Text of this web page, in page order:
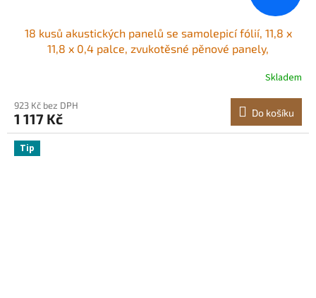
18 kusů akustických panelů se samolepicí fólií, 11,8 x
11,8 x 0,4 palce, zvukotěsné pěnové panely,
vysokou hustotou, pro domácnost, studio, kancelář,
Skladem
923 Kč bez DPH
1 117 Kč Do košíku
Tip